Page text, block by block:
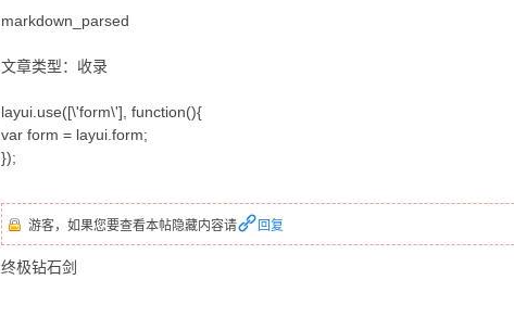
markdown_parsed
文章类型：收录
layui.use([\'form\'], function(){
var form = layui.form;
});
游客，如果您要查看本帖隐藏内容请 回复
终极钻石剑